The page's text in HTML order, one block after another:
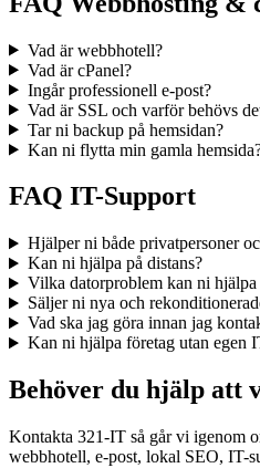
Vad är webbhotell?
Vad är cPanel?
Ingår professionell e-post?
Vad är SSL och varför behövs
Tar ni backup på hemsidan?
Kan ni flytta min gamla
FAQ IT-Support
Hjälper ni både privatpersoner
Kan ni hjälpa på distans?
Vilka datorproblem kan ni hjälpa
Säljer ni nya och
Vad ska jag göra innan jag
Kan ni hjälpa företag utan egen
Behöver du hjälp att
Kontakta 321-IT så går vi igenom
webbhotell, e-post, lokal SEO, IT-